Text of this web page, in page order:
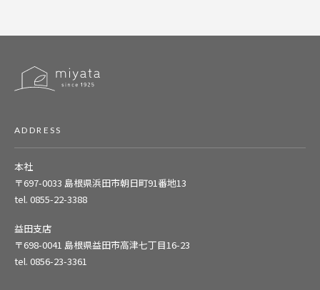
ADDRESS
本社
〒697-0033 島根県浜田市朝日町91番地13
tel. 0855-22-3388
益田支店
〒698-0041 島根県益田市高津七丁目16-23
tel. 0856-23-3361